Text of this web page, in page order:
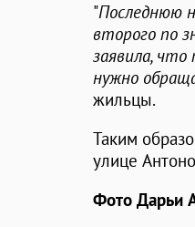
"Последнюю
второго по
заявила, что
нужно
жильцы.
Таким
улице
Фото Дарьи